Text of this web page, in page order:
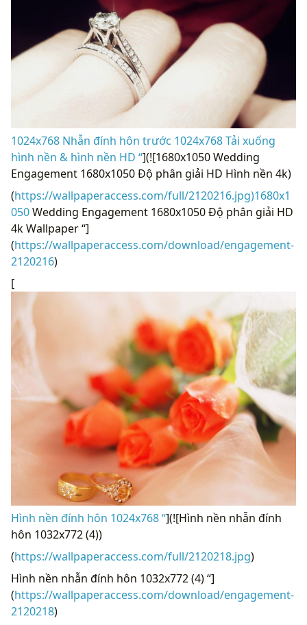
1024x768 Nhẫn đính hôn trước 1024x768 Tải xuống
hình nền & hình nền HD “](![1680x1050 Wedding
Engagement 1680x1050 Độ phân giải HD Hình nền 4k)
(https://wallpaperaccess.com/full/2120216.jpg)1680x1
050Wedding Engagement 1680x1050 Độ phân giải HD
4k Wallpaper “]
(https://wallpaperaccess.com/download/engagement-
2120216)
[
Hình nền đính hôn 1024x768 “](![Hình nền nhẫn đính
hôn 1032x772 (4))
(https://wallpaperaccess.com/full/2120218.jpg)
Hình nền nhẫn đính hôn 1032x772 (4) “]
(https://wallpaperaccess.com/download/engagement-
2120218)